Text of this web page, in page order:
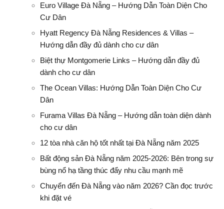
Euro Village Đà Nẵng – Hướng Dẫn Toàn Diện Cho
Cư Dân
Hyatt Regency Đà Nẵng Residences & Villas –
Hướng dẫn đầy đủ dành cho cư dân
Biệt thự Montgomerie Links – Hướng dẫn đầy đủ
dành cho cư dân
The Ocean Villas: Hướng Dẫn Toàn Diện Cho Cư
Dân
Furama Villas Đà Nẵng – Hướng dẫn toàn diện dành
cho cư dân
12 tòa nhà căn hộ tốt nhất tại Đà Nẵng năm 2025
Bất động sản Đà Nẵng năm 2025-2026: Bên trong sự
bùng nổ hạ tầng thúc đẩy nhu cầu mạnh mẽ
Chuyển đến Đà Nẵng vào năm 2026? Cần đọc trước
khi đặt vé